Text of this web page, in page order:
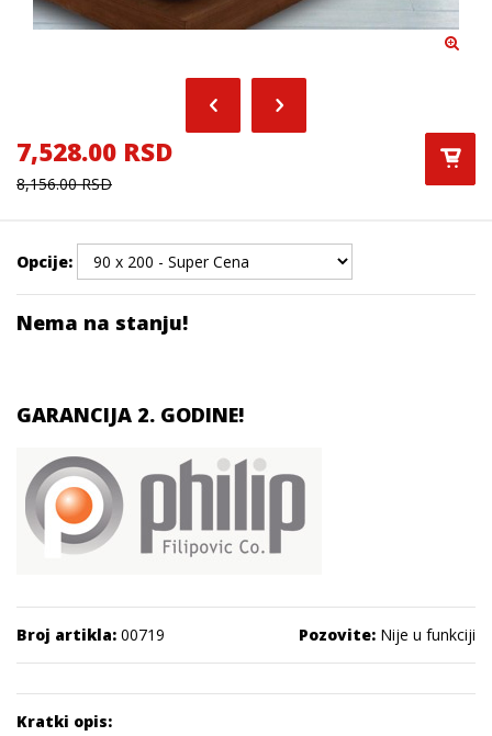
7,528.00 RSD
8,156.00 RSD
Opcije:
Nema na stanju!
GARANCIJA 2. GODINE!
Broj artikla: 00719 Pozovite: Nije u funkciji
Kratki opis: